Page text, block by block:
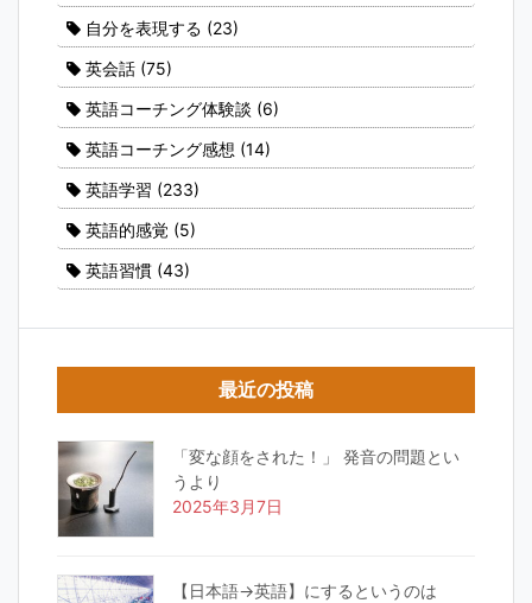
自分を表現する (23)
英会話 (75)
英語コーチング体験談 (6)
英語コーチング感想 (14)
英語学習 (233)
英語的感覚 (5)
英語習慣 (43)
最近の投稿
「変な顔をされた！」 発音の問題とい
うより
2025年3月7日
【日本語→英語】にするというのは